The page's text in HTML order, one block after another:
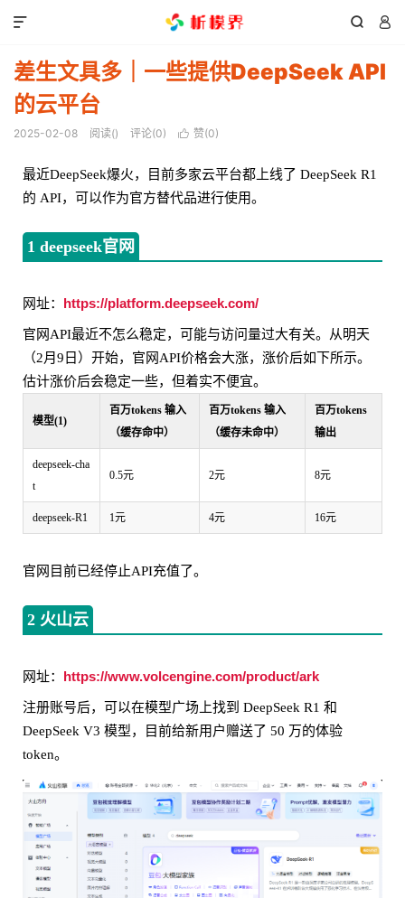
 

差生文具多｜一些提供DeepSeek API
的云平台
2025-02-08 阅读() 评论(0)  赞(0)
最近DeepSeek爆火，目前多家云平台都上线了 DeepSeek R1
的 API，可以作为官方替代品进行使用。
1 deepseek官网
网址： https://platform.deepseek.com/
官网API最近不怎么稳定，可能与访问量过大有关。从明天
（2月9日）开始，官网API价格会大涨，涨价后如下所示。
估计涨价后会稳定一些，但着实不便宜。
模型(1)
百万tokens 输入
（缓存命中）
百万tokens 输入
（缓存未命中）
百万tokens
输出
deepseek-cha
t
0.5元 2元 8元
deepseek-R1 1元 4元 16元
官网目前已经停止API充值了。
2 火山云
网址： https://www.volcengine.com/product/ark
注册账号后，可以在模型广场上找到 DeepSeek R1 和
DeepSeek V3 模型，目前给新用户赠送了 50 万的体验
token。